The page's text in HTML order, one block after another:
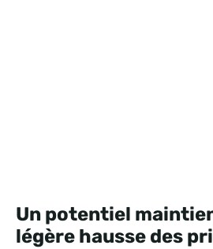
Un potentiel
légère hausse des